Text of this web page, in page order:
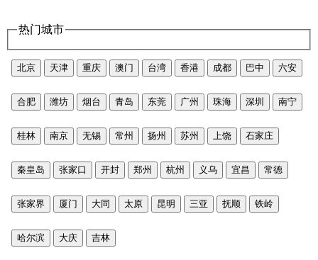
热门城市
北京 天津 重庆 澳门 台湾 香港 成都 巴中 六安
合肥 潍坊 烟台 青岛 东莞 广州 珠海 深圳 南宁
桂林 南京 无锡 常州 扬州 苏州 上饶 石家庄
秦皇岛 张家口 开封 郑州 杭州 义乌 宜昌 常德
张家界 厦门 大同 太原 昆明 三亚 抚顺 铁岭
哈尔滨 大庆 吉林